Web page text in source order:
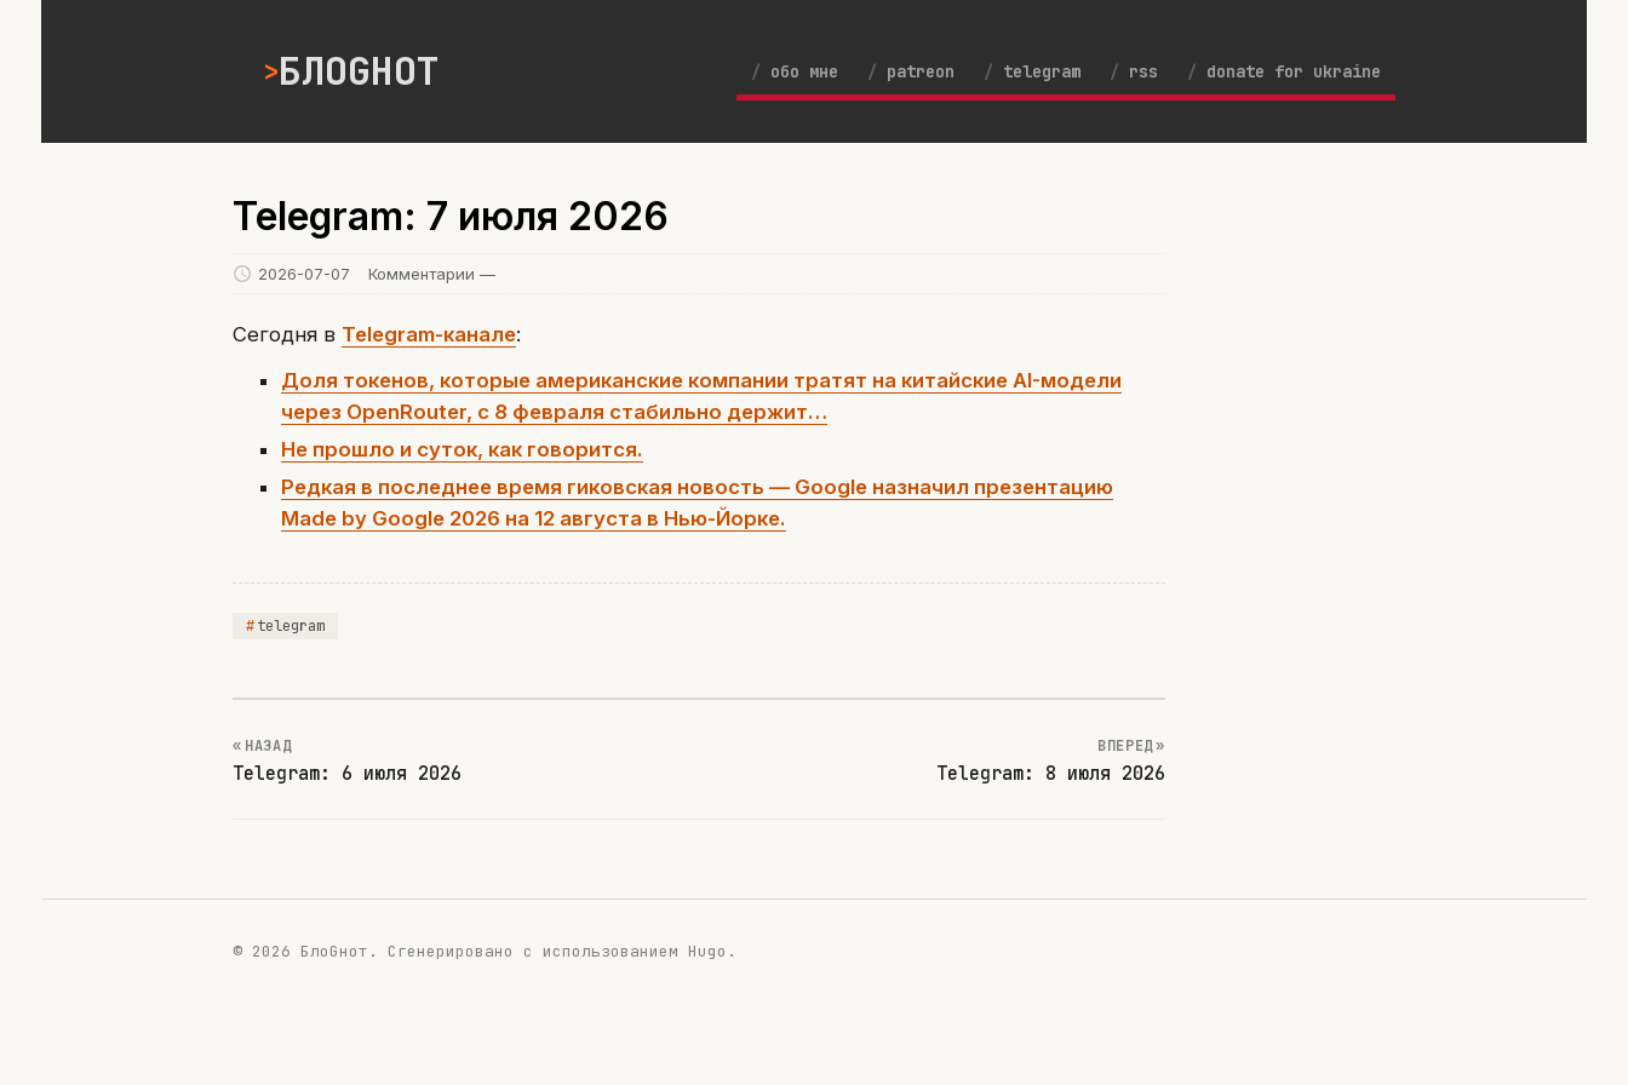
БЛОGНОТ обо мне patreon telegram rss donate for ukraine
Telegram: 7 июля 2026
2026-07-07 Комментарии —
Сегодня в Telegram-канале:
Доля токенов, которые американские компании тратят на китайские AI-модели
через OpenRouter, с 8 февраля стабильно держит…
Не прошло и суток, как говорится.
Редкая в последнее время гиковская новость — Google назначил презентацию
Made by Google 2026 на 12 августа в Нью-Йорке.
telegram
« НАЗАД
Telegram: 6 июля 2026
ВПЕРЕД »
Telegram: 8 июля 2026
© 2026 БлоGнот. Сгенерировано с использованием Hugo .